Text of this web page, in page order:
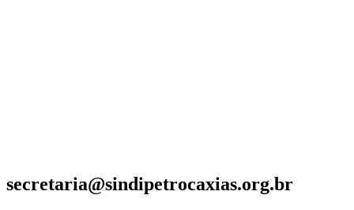
secretaria@sindipetrocaxias.org.br